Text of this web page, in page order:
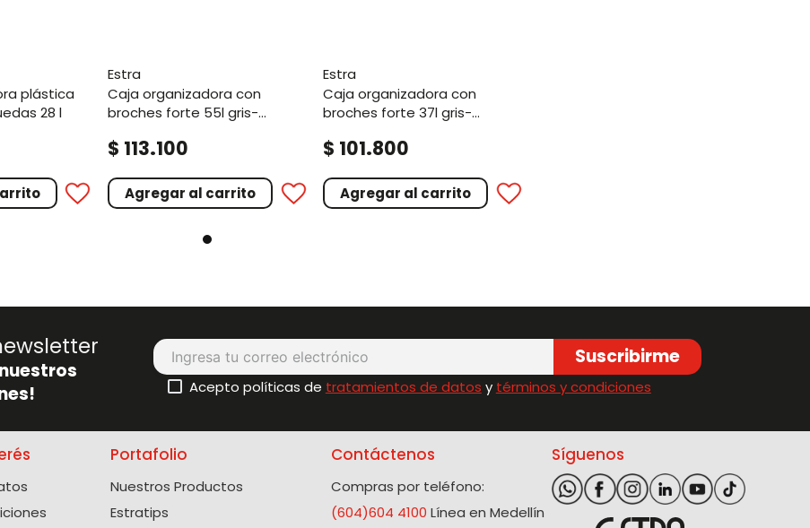
28 l
estra
caja organizadora con
broches forte 55l gris-
$ 113.100
Agregar al carrito
estra
caja organizadora con
broches forte 37l gris-
$ 101.800
Agregar al carrito
Suscribirme
Acepto políticas de tratamientos de datos y términos y condiciones
Portafolio
Nuestros Productos
Estratips
Contáctenos
Compras por teléfono:
(604)604 4100 Línea en Medellín
Síguenos